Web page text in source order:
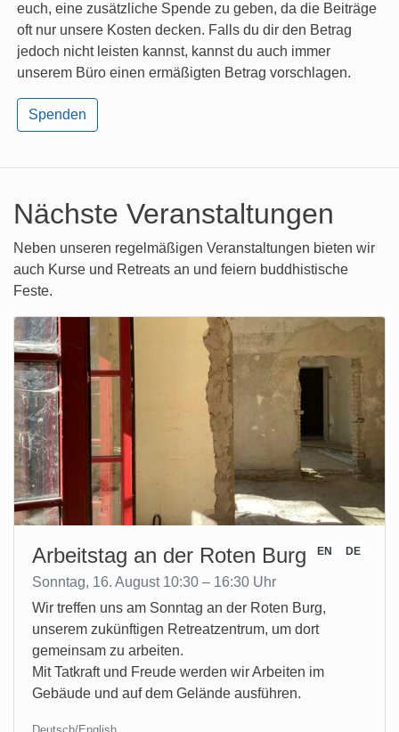
euch, eine zusätzliche Spende zu geben, da die Beiträge
oft nur unsere Kosten decken. Falls du dir den Betrag
jedoch nicht leisten kannst, kannst du auch immer
unserem Büro einen ermäßigten Betrag vorschlagen.
Spenden
Nächste Veranstaltungen
Neben unseren regelmäßigen Veranstaltungen bieten wir
auch Kurse und Retreats an und feiern buddhistische
Feste.
DE
EN
Arbeitstag an der Roten Burg
Sonntag, 16. August 10:30 – 16:30 Uhr
Wir treffen uns am Sonntag an der Roten Burg,
unserem zukünftigen Retreatzentrum, um dort
gemeinsam zu arbeiten.
Mit Tatkraft und Freude werden wir Arbeiten im
Gebäude und auf dem Gelände ausführen.